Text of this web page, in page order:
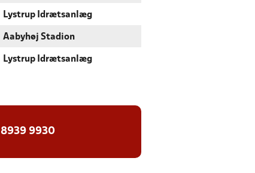
Lystrup Idrætsanlæg
Aabyhøj Stadion
Lystrup Idrætsanlæg
8939 9930